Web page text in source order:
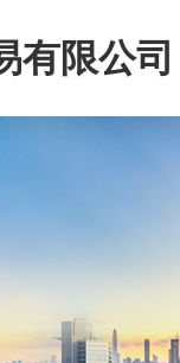
有限公司